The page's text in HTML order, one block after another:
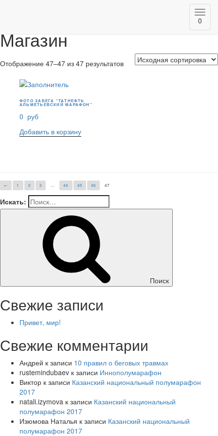
0
Магазин
Отображение 47–47 из 47 результатов
ФОТО ЗАБЕГА “ТАТНЕФТЬ
АЛЬМЕТЬЕВСКИЙ МАРАФОН”
0 руб
Добавить в корзину
← 1 2 3 … 44 45 46 47
Искать:
Поиск
Свежие записи
Привет, мир!
Свежие комментарии
Андрей к записи 10 правил о беговых травмах
rustemindubaev к записи Иннополумарафон
Виктор к записи Казанский национальный полумарафон
2017
natali.izymova к записи Казанский национальный
полумарафон 2017
Изюмова Наталья к записи Казанский национальный
полумарафон 2017